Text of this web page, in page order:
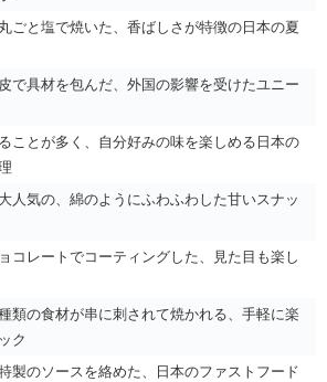
ごと塩で焼いた、香ばしさが特徴の日本の夏
で具材を包んだ、外国の影響を受けたユニー
ことが多く、自分好みの味を楽しめる日本の
人気の、綿のようにふわふわした甘いスナッ
コレートでコーティングした、見た目も楽し
類の食材が串に刺されて焼かれる、手軽に楽
ク
製のソースを絡めた、日本のファストフード